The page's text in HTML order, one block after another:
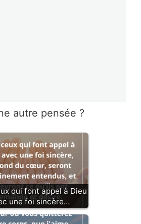
autre pensée ?
qui font appel à Dieu
une foi sincère…